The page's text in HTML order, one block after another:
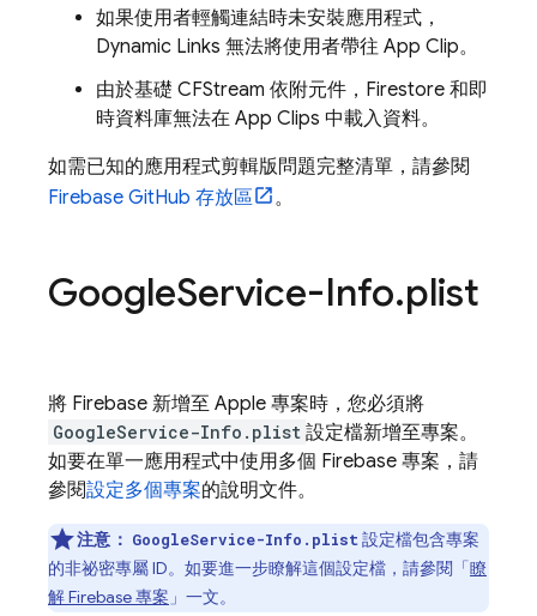
如果使用者輕觸連結時未安裝應用程式，
Dynamic Links 無法將使用者帶往 App Clip。
由於基礎 CFStream 依附元件，Firestore 和即
時資料庫無法在 App Clips 中載入資料。
如需已知的應用程式剪輯版問題完整清單，請參閱
Firebase GitHub 存放區
。
GoogleService-Info.plist
將 Firebase 新增至 Apple 專案時，您必須將
GoogleService-Info.plist 設定檔新增至專案。
如要在單一應用程式中使用多個 Firebase 專案，請
參閱設定多個專案的說明文件。
注意： GoogleService-Info.plist設定檔包含專案
的非祕密專屬 ID。如要進一步瞭解這個設定檔，請參閱「瞭
解 Firebase 專案 」一文。